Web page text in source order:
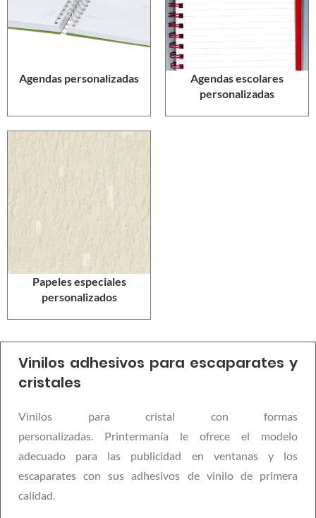
Agendas personalizadas
Agendas escolares
personalizadas
Papeles especiales
personalizados
Vinilos adhesivos para escaparates y
cristales
Vinilos para cristal con formas
personalizadas. Printermanía le ofrece el modelo
adecuado para las publicidad en ventanas y los
escaparates con sus adhesivos de vinilo de primera
calidad.